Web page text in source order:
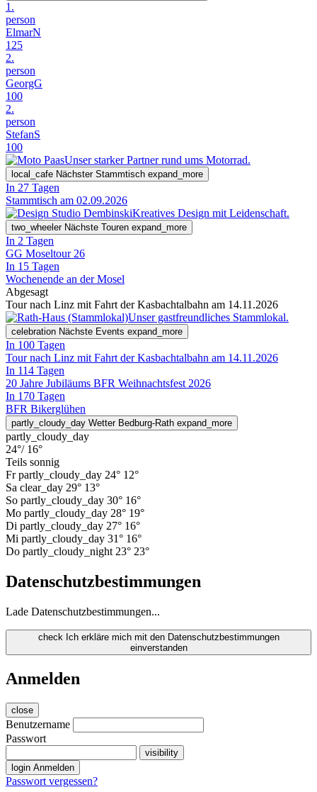
1.
person
ElmarN
125
2.
person
GeorgG
100
2.
person
StefanS
100
Unser starker Partner rund ums Motorrad.
local_cafe Nächster Stammtisch expand_more
In 27 Tagen
Stammtisch am 02.09.2026
Kreatives Design mit Leidenschaft.
two_wheeler Nächste Touren expand_more
In 2 Tagen
GG Moseltour 26
In 15 Tagen
Wochenende an der Mosel
Abgesagt
Tour nach Linz mit Fahrt der Kasbachtalbahn am 14.11.2026
Unser gastfreundliches Stammlokal.
celebration Nächste Events expand_more
In 100 Tagen
Tour nach Linz mit Fahrt der Kasbachtalbahn am 14.11.2026
In 114 Tagen
20 Jahre Jubiläums BFR Weihnachtsfest 2026
In 170 Tagen
BFR Bikerglühen
partly_cloudy_day Wetter Bedburg-Rath expand_more
partly_cloudy_day
24°/ 16°
Teils sonnig
Fr partly_cloudy_day 24° 12°
Sa clear_day 29° 13°
So partly_cloudy_day 30° 16°
Mo partly_cloudy_day 28° 19°
Di partly_cloudy_day 27° 16°
Mi partly_cloudy_day 31° 16°
Do partly_cloudy_night 23° 23°
Datenschutzbestimmungen
Lade Datenschutzbestimmungen...
check Ich erkläre mich mit den Datenschutzbestimmungen
einverstanden
Anmelden
close
Benutzername
Passwort
visibility
login Anmelden
Passwort vergessen?